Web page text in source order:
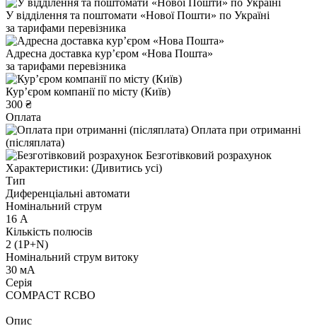
У відділення та поштомати «Нової Пошти» по Україні
за тарифами перевізника
Адресна доставка курʼєром «Нова Пошта»
за тарифами перевізника
Курʼєром компанії по місту (Київ)
300 ₴
Оплата
Оплата при отриманні
(післяплата)
Безготівковий розрахунок
Характеристики: (Дивитись усі)
Тип
Диференціальні автомати
Номінальний струм
16 А
Кількість полюсів
2 (1P+N)
Номінальний струм витоку
30 мА
Серія
COMPACT RCBO
Опис